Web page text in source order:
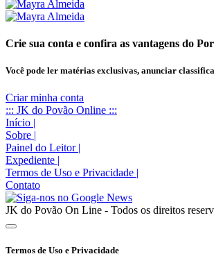
Crie sua conta e confira as vantagens do
Você pode ler matérias exclusivas, anunciar
Criar minha conta
::: JK do Povão Online :::
Início |
Sobre |
Painel do Leitor |
Expediente |
Termos de Uso e Privacidade |
Contato
JK do Povão On Line - Todos os direitos
Termos de Uso e Privacidade